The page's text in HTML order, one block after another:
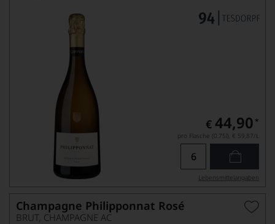
€ 44,90 *
pro Flasche (0.75l), € 59,87/L
Lebensmittel­angaben
Champagne Philipponnat Rosé
BRUT, CHAMPAGNE AC